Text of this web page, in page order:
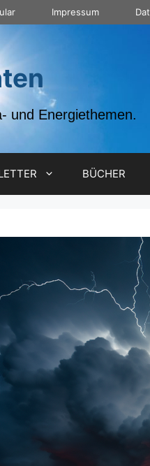
Impressum
und Energiethemen.
BÜCHER